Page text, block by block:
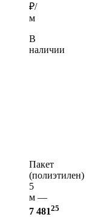
₽/
м
В
наличии
Пакет
(полиэтилен)
5
м —
7 48125